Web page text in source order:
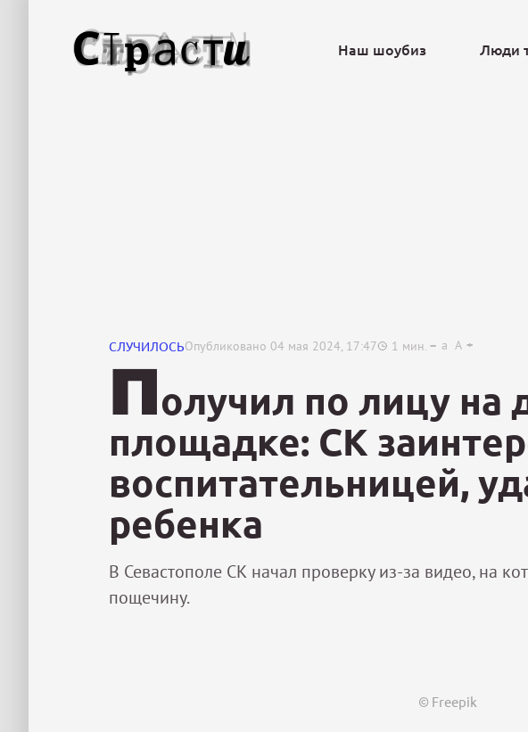
Наш шоубиз Люди
СЛУЧИЛОСЬОпубликовано 04 мая 2024, 17:47 1 мин. a A
Получил по лицу на
площадке: СК
воспитательницей,
ребенка
В Севастополе СК начал проверку из-за видео, на
пощечину.
© Freepik